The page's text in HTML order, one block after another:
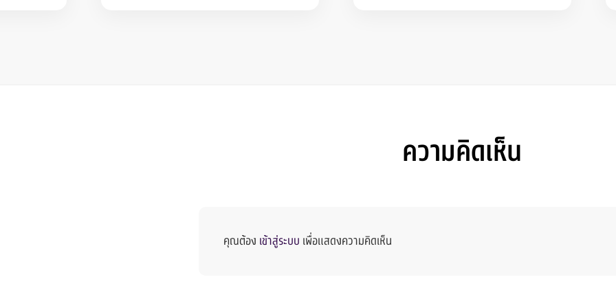
ความคิดเห็น
คุณต้อง เข้าสู่ระบบ เพื่อแสดงความคิดเห็น